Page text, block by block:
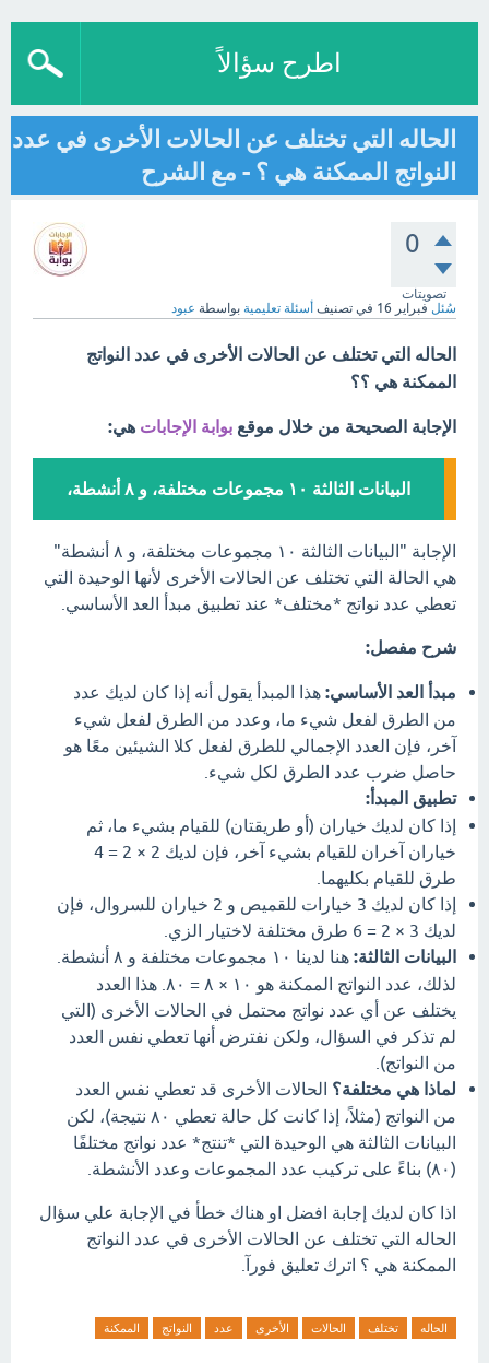
اطرح سؤالاً
الحاله التي تختلف عن الحالات الأخرى في عدد
النواتج الممكنة هي ؟ - مع الشرح
0
تصويتات
سُئل فبراير 16 في تصنيف أسئلة تعليمية بواسطة عبود
الحاله التي تختلف عن الحالات الأخرى في عدد النواتج
الممكنة هي ؟؟
الإجابة الصحيحة من خلال موقع بوابة الإجابات هي:
البيانات الثالثة ١٠ مجموعات مختلفة، و ٨ أنشطة،
الإجابة "البيانات الثالثة ١٠ مجموعات مختلفة، و ٨ أنشطة"
هي الحالة التي تختلف عن الحالات الأخرى لأنها الوحيدة التي
تعطي عدد نواتج *مختلف* عند تطبيق مبدأ العد الأساسي.
شرح مفصل:
مبدأ العد الأساسي: هذا المبدأ يقول أنه إذا كان لديك عدد
من الطرق لفعل شيء ما، وعدد من الطرق لفعل شيء
آخر، فإن العدد الإجمالي للطرق لفعل كلا الشيئين معًا هو
حاصل ضرب عدد الطرق لكل شيء.
تطبيق المبدأ:
إذا كان لديك خياران (أو طريقتان) للقيام بشيء ما، ثم
خياران آخران للقيام بشيء آخر، فإن لديك 2 × 2 = 4
طرق للقيام بكليهما.
إذا كان لديك 3 خيارات للقميص و 2 خياران للسروال، فإن
لديك 3 × 2 = 6 طرق مختلفة لاختيار الزي.
البيانات الثالثة:
هنا لدينا ١٠ مجموعات مختلفة و ٨ أنشطة.
لذلك، عدد النواتج الممكنة هو ١٠ × ٨ = ٨٠. هذا العدد
يختلف عن أي عدد نواتج محتمل في الحالات الأخرى (التي
لم تذكر في السؤال، ولكن نفترض أنها تعطي نفس العدد
من النواتج).
لماذا هي مختلفة؟ الحالات الأخرى قد تعطي نفس العدد
من النواتج (مثلاً، إذا كانت كل حالة تعطي ٨٠ نتيجة)، لكن
البيانات الثالثة هي الوحيدة التي *تنتج* عدد نواتج مختلفًا
(٨٠) بناءً على تركيب عدد المجموعات وعدد الأنشطة.
اذا كان لديك إجابة افضل او هناك خطأ في الإجابة علي سؤال
الحاله التي تختلف عن الحالات الأخرى في عدد النواتج
الممكنة هي ؟ اترك تعليق فورآ.
الحاله تختلف الحالات الأخرى عدد النواتج الممكنة